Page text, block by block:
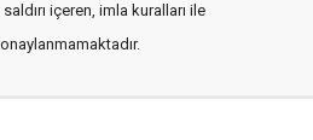
içeren, imla kuralları ile